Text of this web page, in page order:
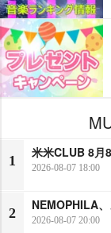
1
米米CLUB 8月
2026-08-07 18:00
2
NEMOPHILA
2026-08-07 20:00